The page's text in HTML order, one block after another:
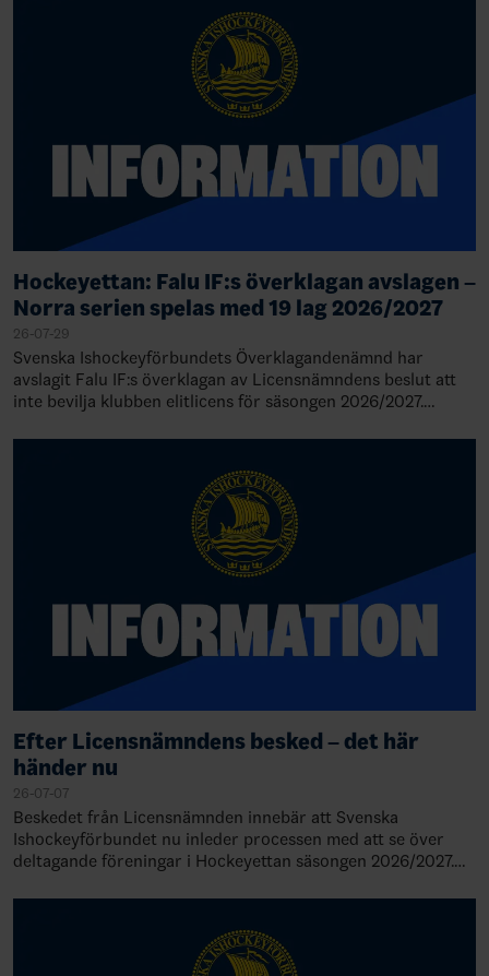
Hockeyettan: Falu IF:s överklagan avslagen –
Norra serien spelas med 19 lag 2026/2027
26-07-29
Svenska Ishockeyförbundets Överklagandenämnd har
avslagit Falu IF:s överklagan av Licensnämndens beslut att
inte bevilja klubben elitlicens för säsongen 2026/2027.
Efter Licensnämndens besked – det här
händer nu
26-07-07
Beskedet från Licensnämnden innebär att Svenska
Ishockeyförbundet nu inleder processen med att se över
deltagande föreningar i Hockeyettan säsongen 2026/2027.